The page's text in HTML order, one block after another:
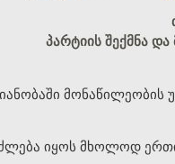
პარტიის შექმნა და
იყოს მხოლოდ